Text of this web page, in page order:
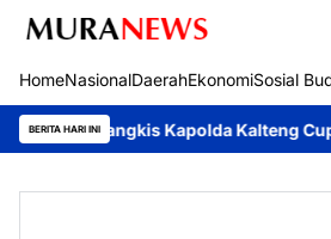
HomeNasionalDaerahEkonomiSosial
BERITA HARI INI
Bulutangkis Kapolda Kalteng Cup